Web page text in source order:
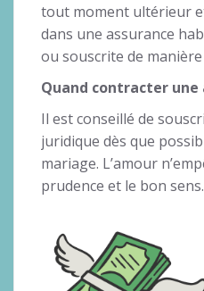
tout moment ultérieur
dans une assurance
ou souscrite de
Quand contracter une
Il est conseillé de
juridique dès que
mariage. L’amour
prudence et le bon sens.